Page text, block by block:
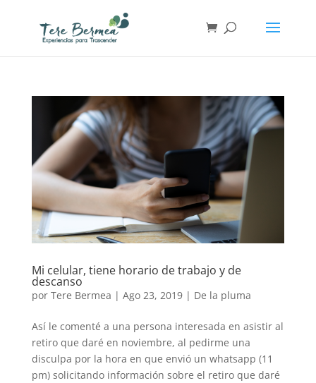
Mi celular, tiene horario de trabajo y de
descanso
por Tere Bermea | Ago 23, 2019| De la pluma
Así le comenté a una persona interesada en asistir al
retiro que daré en noviembre, al pedirme una
disculpa por la hora en que envió un whatsapp (11
pm) solicitando información sobre el retiro que daré